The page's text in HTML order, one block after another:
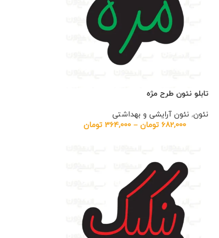
تابلو نئون طرح مژه
نئون, نئون آرایشی و بهداشتی
682,000 تومان –
364,000 تومان